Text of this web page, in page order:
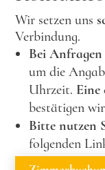
Wir setzen uns
Verbindung.
Bei
um die
Uhrzeit. Eine
bestätigen
Bitte nutzen
folgenden